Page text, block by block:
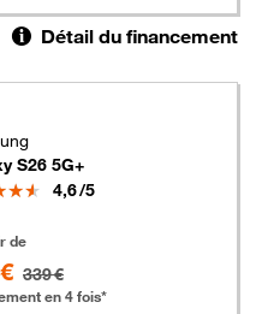
Détail du financement
sélectionnables
S26 5G+
Note
4,6/5
de
339 €
en 4 fois*